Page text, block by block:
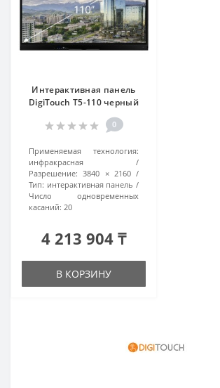
Интерактивная панель
DigiTouch T5-110 черный
0
Применяемая технология:
инфракрасная
Разрешение: 3840 × 2160
Тип: интерактивная панель
Число одновременных
касаний: 20
4 213 904 ₸
В КОРЗИНУ